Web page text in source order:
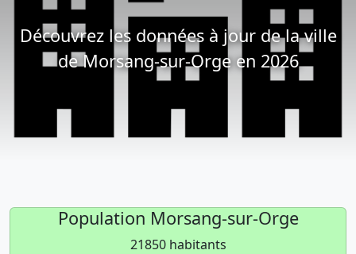
Découvrez les données à jour de la ville
de Morsang-sur-Orge en 2026
Population Morsang-sur-Orge
21850 habitants